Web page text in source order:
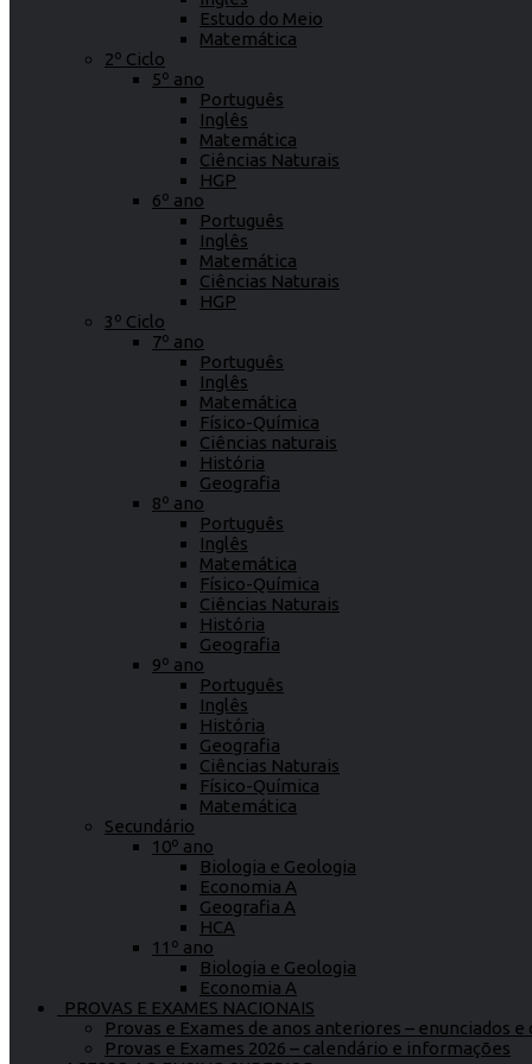
Estudo do Meio
Matemática
2º Ciclo
5º ano
Português
Inglês
Matemática
Ciências Naturais
HGP
6º ano
Português
Inglês
Matemática
Ciências Naturais
HGP
3º Ciclo
7º ano
Português
Inglês
Matemática
Físico-Química
Ciências naturais
História
Geografia
8º ano
Português
Inglês
Matemática
Físico-Química
Ciências Naturais
História
Geografia
9º ano
Português
Inglês
História
Geografia
Ciências Naturais
Físico-Química
Matemática
Secundário
10º ano
Biologia e Geologia
Economia A
Geografia A
HCA
11º ano
Biologia e Geologia
Economia A
PROVAS E EXAMES NACIONAIS
Provas e Exames de anos anteriores – enunciados
Provas e Exames 2026 – calendário e informações